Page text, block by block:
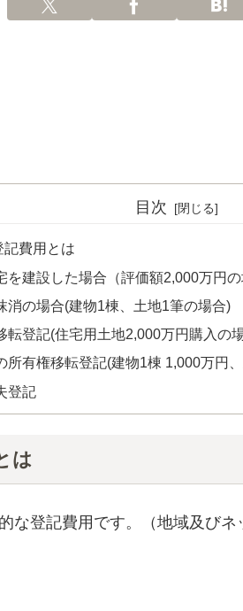
目次
記費用とは
を建設した場合（評価額2,000万円の
消の場合(建物1棟、土地1筆の場合)
転登記(住宅用土地2,000万円購入の
所有権移転登記(建物1棟 1,000万円
登記
は
な登記費用です。（地域及び